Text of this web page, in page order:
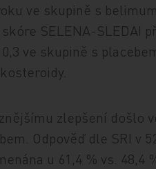
ve skupině s
SELENA-SLEDAI
ve skupině s
zlepšení došlo
Odpověď dle SRI v
u 61,4 % vs. 48,4